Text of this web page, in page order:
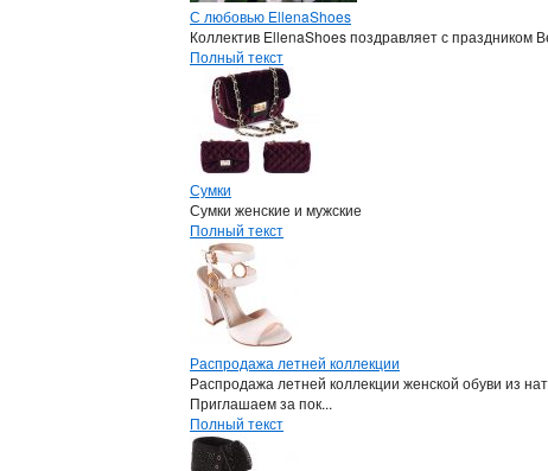
С любовью EllenaShoes
Коллектив EllenaShoes поздравляет с праздником
Полный текст
Сумки
Сумки женские и мужские
Полный текст
Распродажа летней коллекции
Распродажа летней коллекции женской обуви из
Приглашаем за пок...
Полный текст